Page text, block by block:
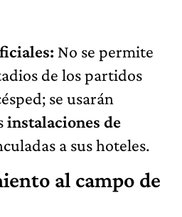
No se permite
de los partidos
se usarán
instalaciones de
a sus hoteles.
al campo de